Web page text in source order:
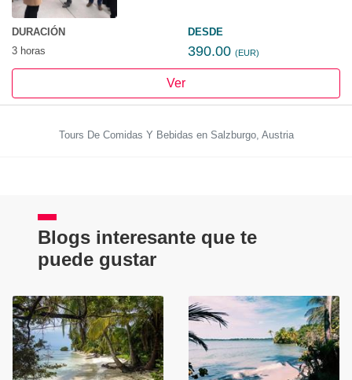
DURACIÓN
3 horas
DESDE
390.00 (EUR)
Ver
Tours De Comidas Y Bebidas en Salzburgo, Austria
Blogs interesante que te
puede gustar